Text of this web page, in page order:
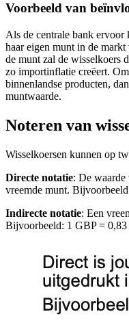
Voorbeeld van
Als de centrale bank ervoor
haar eigen munt in de
de munt zal de wisselkoers
zo importinflatie creëert.
binnenlandse producten,
muntwaarde.
Noteren van
Wisselkoersen kunnen op
Directe notatie: De waarde
vreemde munt.
Indirecte notatie: Een
Bijvoorbeeld: 1 GBP = 0,83